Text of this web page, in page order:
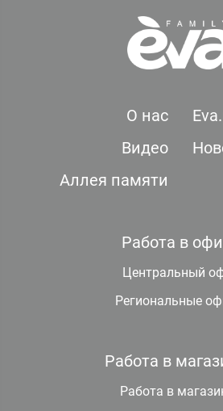
О нас
Видео
Аллея памяти
Работа в
Центральный
Региональные
Работа в
Работа в